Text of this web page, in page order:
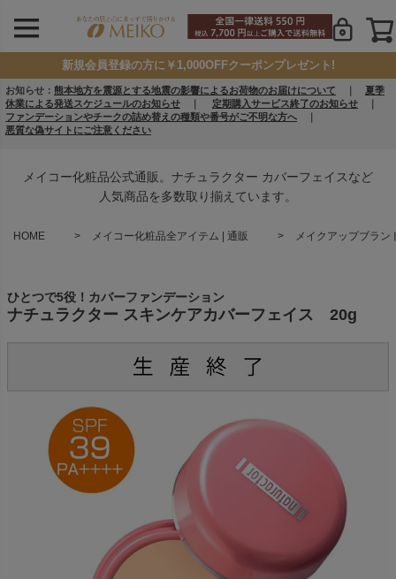
新規会員登録の方に￥1,000OFFクーポンプレゼント!
お知らせ： 熊本地方を震源とする地震の影響によるお荷物のお届けについて
夏季
休業による発送スケジュールのお知らせ
定期購入サービス終了のお知らせ
ファンデーションやチークの詰め替えの種類や番号がご不明な方へ
悪質な偽サイトにご注意ください
メイコー化粧品公式通販。ナチュラクター カバーフェイスなど
人気商品を多数取り揃えています。
HOME メイコー化粧品全アイテム | 通販 メイクアップブラン
ひとつで5役！カバーファンデーション
ナチュラクター スキンケアカバーフェイス 20g